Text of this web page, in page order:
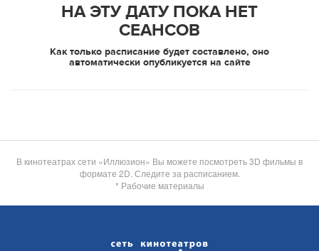
НА ЭТУ ДАТУ ПОКА НЕТ
СЕАНСОВ
Как только расписание будет составлено, оно
автоматически опубликуется на сайте
В кинотеатрах сети «Иллюзион» Вы можете посмотреть 3D фильмы в
формате 2D. Следите за расписанием.
* Рабочие материалы